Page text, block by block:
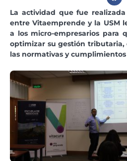
La actividad que fue
entre Vitaemprende y la USM
a los micro-empresarios para
optimizar su gestión tributaria,
las normativas y